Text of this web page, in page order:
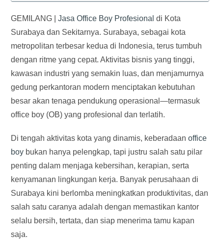
GEMILANG |Jasa Office Boy Profesional di Kota
Surabaya dan Sekitarnya. Surabaya, sebagai kota
metropolitan terbesar kedua di Indonesia, terus tumbuh
dengan ritme yang cepat. Aktivitas bisnis yang tinggi,
kawasan industri yang semakin luas, dan menjamurnya
gedung perkantoran modern menciptakan kebutuhan
besar akan tenaga pendukung operasional—termasuk
office boy (OB) yang profesional dan terlatih.
Di tengah aktivitas kota yang dinamis, keberadaanoffice
boy bukan hanya pelengkap, tapi justru salah satu pilar
penting dalam menjaga kebersihan, kerapian, serta
kenyamanan lingkungan kerja. Banyak perusahaan di
Surabaya kini berlomba meningkatkan produktivitas, dan
salah satu caranya adalah dengan memastikan kantor
selalu bersih, tertata, dan siap menerima tamu kapan
saja.